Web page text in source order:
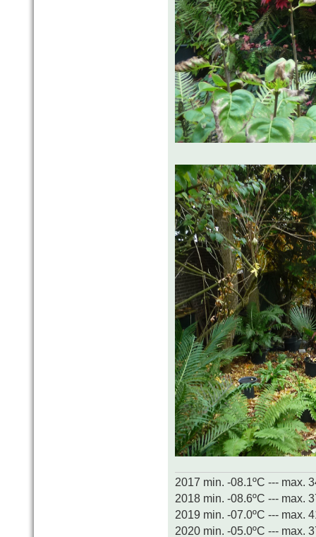
2017 min. -08.1ºC --- max.
2018 min. -08.6ºC --- max.
2019 min. -07.0ºC --- max.
2020 min. -05.0ºC --- max.